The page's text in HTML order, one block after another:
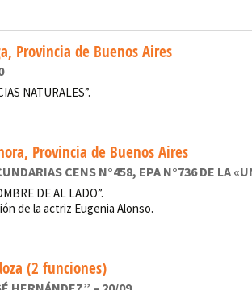
Provincia de Buenos Aires
NATURALES”.
Provincia de Buenos Aires
CENS N°458, EPA N°736 DE LA
DE AL LADO”.
de la actriz Eugenia Alonso.
(2 funciones)